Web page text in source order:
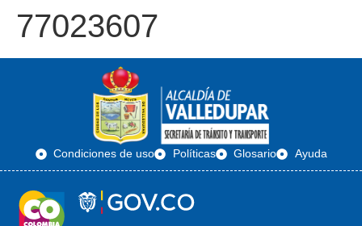
77023607
Condiciones de uso Políticas Glosario Ayuda